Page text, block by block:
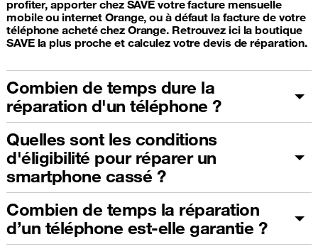
profiter, apporter chez SAVE votre facture mensuelle
mobile ou internet Orange, ou à défaut la facture de votre
téléphone acheté chez Orange. Retrouvez ici la boutique
SAVE la plus proche et calculez votre devis de réparation.
Combien de temps dure la
réparation d'un téléphone ?
Quelles sont les conditions
d'éligibilité pour réparer un
smartphone cassé ?
Combien de temps la réparation
d’un téléphone est-elle garantie ?